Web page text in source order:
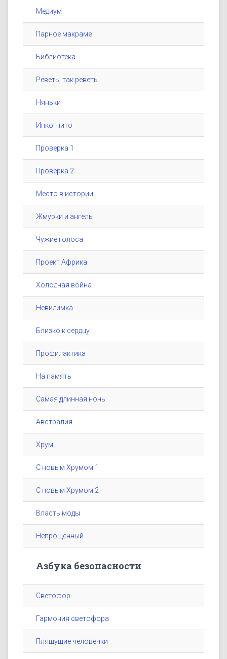
Медиум
Парное макраме
Библиотека
Реветь, так реветь
Няньки
Инкогнито
Проверка 1
Проверка 2
Место в истории
Жмурки и ангелы
Чужие голоса
Проект Африка
Холодная война
Невидимка
Близко к сердцу
Профилактика
На память
Самая длинная ночь
Австралия
Хрум
С новым Хрумом 1
С новым Хрумом 2
Власть моды
Непрощённый
Азбука безопасности
Светофор
Гармония светофора
Пляшущие человечки